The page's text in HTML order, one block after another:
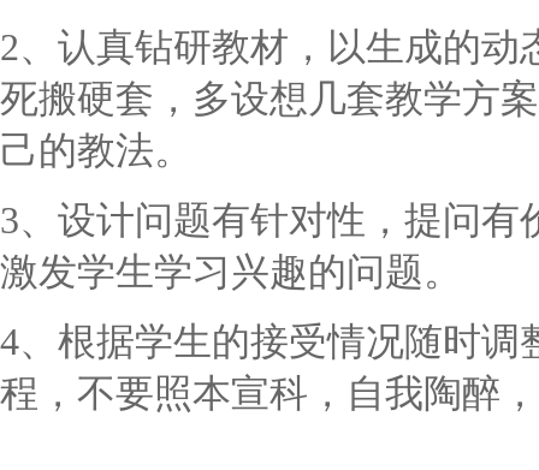
2、认真钻研教材，以生成的
死搬硬套，多设想几套教学方
己的教法。
3、设计问题有针对性，提问
激发学生学习兴趣的问题。
4、根据学生的接受情况随时
程，不要照本宣科，自我陶醉